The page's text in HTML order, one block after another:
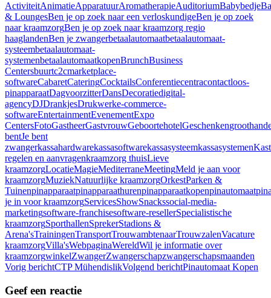
ActiviteitAnimatieApparatuurAromatherapieAuditoriumBabybedje
& LoungesBen je op zoek naar een verloskundigeBen je op zoek
naar kraamzorgBen je op zoek naar kraamzorg regio
haaglandenBen je zwangerbetaalautomaatbetaalautomaat-
systeembetaalautomaat-
systemenbetaalautomaatkopenBrunchBusiness
Centersbuurtc2cmarketplace-
softwareCabaretCateringCocktailsConferentiecentracontactloos-
pinapparaatDagvoorzitterDansDecoratiedigital-
agencyDJDrankjesDrukwerke-commerce-
softwareEntertainmentEvenementExpo
CentersFotoGastheerGastvrouwGeboortehotelGeschenken
bentJe bent
zwangerkassahardwarekassasoftwarekassasysteemkassasystemen
regelen en aanvragenkraamzorg thuisLieve
kraamzorgLocatieMagieMediterraneMeetingMeld je aan voor
kraamzorgMuziekNatuurlijke kraamzorgOrkestParken &
Tuinenpinapparaatpinapparaathurenpinapparaatkopenpinautomaat
je in voor kraamzorgServicesShowSnackssocial-media-
marketingsoftware-franchisesoftware-resellerSpecialistische
kraamzorgSporthallenSprekerStadions &
Arena'sTrainingenTransportTrouwambtenaarTrouwzalenVacature
kraamzorgVilla'sWebpaginaWereldWil je informatie over
kraamzorgwinkelZwangerZwangerschapzwangerschapsmaanden
Bericht
navigatie
Vorig berichtCTP MühendislikVolgend berichtPinautomaat Kopen
Geef een reactie